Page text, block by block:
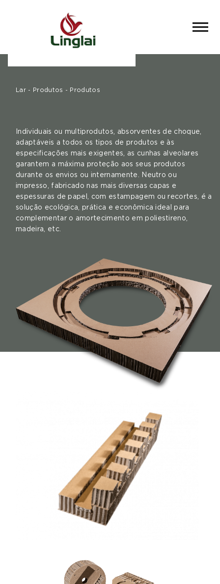
Contato
Português
Lar- Produtos - Produtos
Individuais ou multiprodutos, absorventes de choque,
adaptáveis ​​a todos os tipos de produtos e às
especificações mais exigentes, as cunhas alveolares
garantem a máxima proteção aos seus produtos
durante os envios ou internamente. Neutro ou
impresso, fabricado nas mais diversas capas e
espessuras de papel, com estampagem ou recortes, é a
solução ecológica, prática e econômica ideal para
complementar o amortecimento em poliestireno,
madeira, etc.